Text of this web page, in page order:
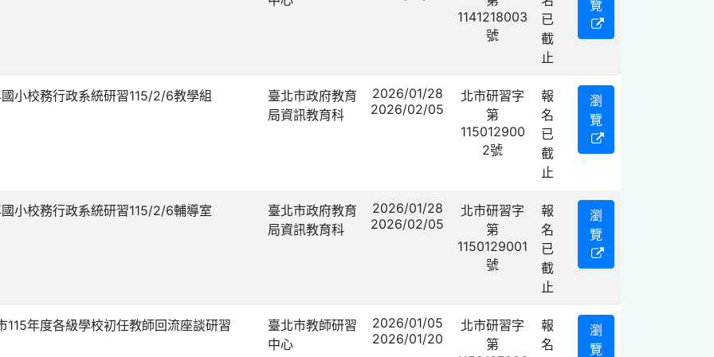
1141218003
號
已
截
止
覽
國小校務行政系統研習115/2/6教學組
臺北市政府教育
局資訊教育科
2026/01/28
2026/02/05
北市研習字
第
115012900
2號
報
名
已
截
止
瀏
覽
國小校務行政系統研習115/2/6輔導室
臺北市政府教育
局資訊教育科
2026/01/28
2026/02/05
北市研習字
第
1150129001
號
報
名
已
截
止
瀏
覽
115年度各級學校初任教師回流座談研習
臺北市教師研習
中心
2026/01/05
2026/01/20
北市研習字
第
報
名
瀏
覽